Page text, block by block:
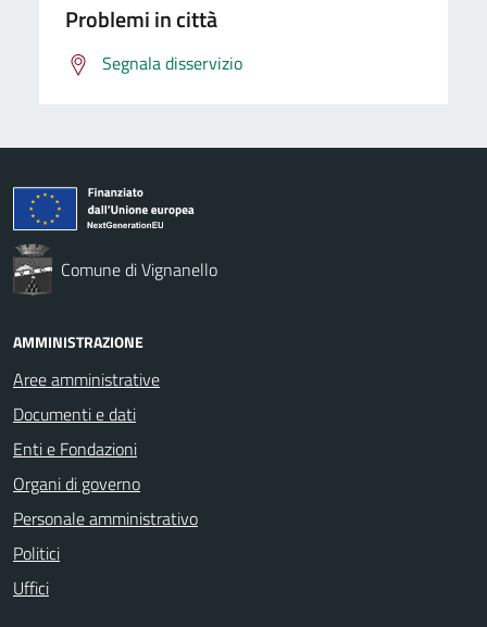
Problemi in città
Segnala disservizio
Comune di Vignanello
AMMINISTRAZIONE
Aree amministrative
Documenti e dati
Enti e Fondazioni
Organi di governo
Personale amministrativo
Politici
Uffici